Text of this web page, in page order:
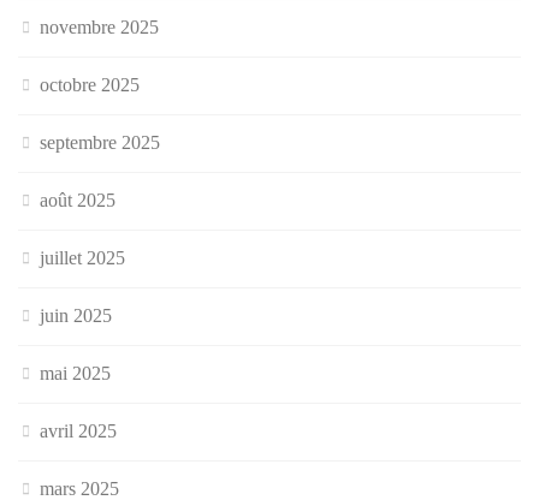
novembre 2025
octobre 2025
septembre 2025
août 2025
juillet 2025
juin 2025
mai 2025
avril 2025
mars 2025